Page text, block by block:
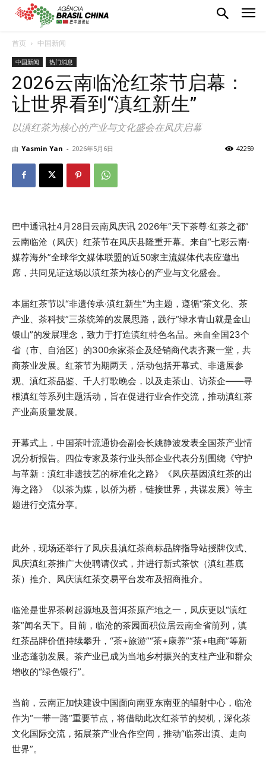
首页 中国新闻
中国新闻 热门消息
2026云南临沧红茶节启幕：
让世界看到“滇红新生”
以滇红茶为核心的产业与文化盛会在凤庆启幕
由 Yasmin Yan - 2026年5月6日 42259
巴中通讯社4月28日云南凤庆讯 2026年“天下茶尊·红茶之都”
云南临沧（凤庆）红茶节在凤庆县隆重开幕。来自“七彩云南·
媒荐海外”全球华文媒体联盟的近50家主流媒体代表应邀出
席，共同见证这场以滇红茶为核心的产业与文化盛会。
本届红茶节以“非遗传承·滇红新生”为主题，遵循“茶文化、茶
产业、茶科技”三茶统筹的发展思路，践行“绿水青山就是金山
银山”的发展理念，致力于打造滇红特色名品。来自全国23个
省（市、自治区）的300余家茶企及经销商代表齐聚一堂，共
商茶业发展。红茶节为期两天，活动包括开幕式、非遗展参
观、滇红茶品鉴、千人打歌晚会，以及走茶山、访茶企——寻
根滇红等系列主题活动，旨在促进行业合作交流，推动滇红茶
产业高质量发展。
开幕式上，中国茶叶流通协会副会长姚静波发表全国茶产业情
况分析报告。四位专家及茶行业头部企业代表分别围绕《守护
与革新：滇红非遗技艺的标准化之路》《凤庆基因滇红茶的出
海之路》《以茶为媒，以侨为桥，链接世界，共谋发展》等主
题进行交流分享。
此外，现场还举行了凤庆县滇红茶商标品牌指导站授牌仪式、
凤庆滇红茶推广大使聘请仪式，并进行新式茶饮（滇红基底
茶）推介、凤庆滇红茶交易平台发布及招商推介。
临沧是世界茶树起源地及普洱茶原产地之一，凤庆更以“滇红
茶”闻名天下。目前，临沧的茶园面积位居云南全省前列，滇
红茶品牌价值持续攀升，“茶+旅游”“茶+康养”“茶+电商”等新
业态蓬勃发展。茶产业已成为当地乡村振兴的支柱产业和群众
增收的“绿色银行”。
当前，云南正加快建设中国面向南亚东南亚的辐射中心，临沧
作为“一带一路”重要节点，将借助此次红茶节的契机，深化茶
文化国际交流，拓展茶产业合作空间，推动“临茶出滇、走向
世界”。